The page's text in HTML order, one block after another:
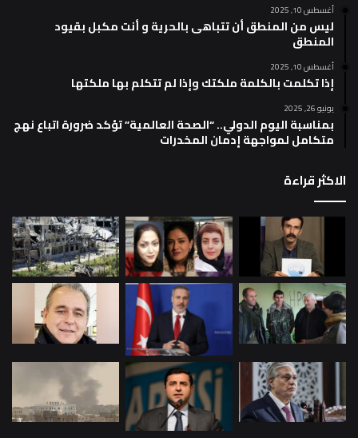
أغسطس 10, 2025
ليس من المنطق أن تتباهى بالحرية و أنت مكبل بقيود
المنطق
أغسطس 10, 2025
إذا تكلمت بالكلمة ملكتك وإذا لم تتكلم بها ملكتها
يونيو 26, 2025
بمناسبة اليوم الدولي.. “الصحة العالمية” تؤكد ضرورة اتباع نهج
متكامل لمواجهة إدمان المخدرات
الاكثر قراءة